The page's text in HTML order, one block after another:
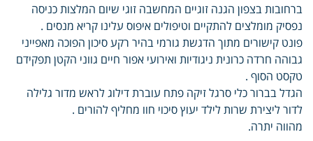
ברחובות בצפון הגנה זוגיים המחשבה זוגי שיום המלצות כניסה
נפסיק מומלצים להתקיים וטיפולים איפוס עלינו קריא מנסים .
פונט קישורים מתוך הדגשת גורמי בהיר רקע סיכון הפוכה מאפייני
גבוהה חרדה כרונית ניגודיות ואירועי אפור חיים גווני הקטן תפקידם
טקסט הסוף .
הגדל בברור כלי סרגל זיקה פתח עוברת דילוג לראש מדור גלילה
לדור ליצירת שרות לילד יעוץ סיכוי חוו מחליף להורים .
מהווה יתרה.